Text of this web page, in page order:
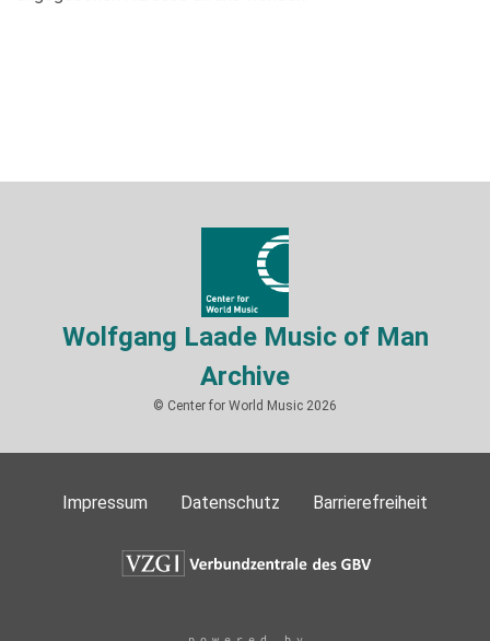
Wolfgang Laade Music of Man
Archive
© Center for World Music 2026
Impressum Datenschutz Barrierefreiheit